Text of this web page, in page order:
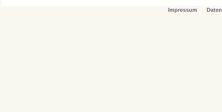
Impressum